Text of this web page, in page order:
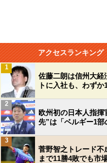
アクセスランキング
佐藤二朗は信州大経
トに入社も、わず
1
欧州初の日本人指
先”は「ベルギー1
2
菅野智之トレード
まで11勝4敗でも市
3